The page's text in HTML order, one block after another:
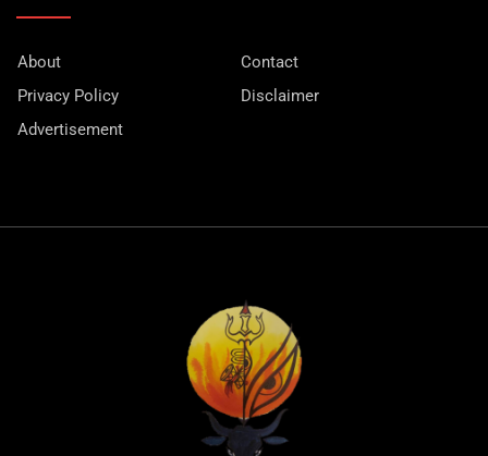
About
Contact
Privacy Policy
Disclaimer
Advertisement